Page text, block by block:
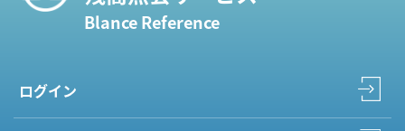
Blance Reference
ログイン